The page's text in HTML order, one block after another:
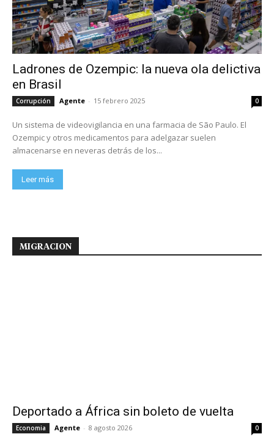
Ladrones de Ozempic: la nueva ola delictiva
en Brasil
Corrupción Agente - 15 febrero 2025 0
Un sistema de videovigilancia en una farmacia de São Paulo. El
Ozempic y otros medicamentos para adelgazar suelen
almacenarse en neveras detrás de los...
Leer más
MIGRACION
Deportado a África sin boleto de vuelta
Economia Agente - 8 agosto 2026 0